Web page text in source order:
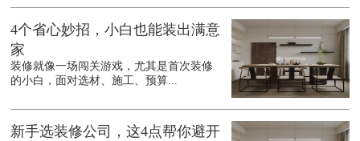
4个省心妙招，小白也能装出满意
家
装修就像一场闯关游戏，尤其是首次装修
的小白，面对选材、施工、预算...
新手选装修公司，这4点帮你避开